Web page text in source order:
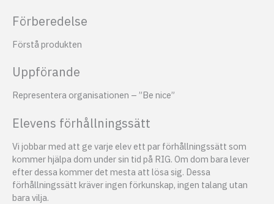
Förberedelse
Förstå produkten
Uppförande
Representera organisationen – ”Be nice”
Elevens förhållningssätt
Vi jobbar med att ge varje elev ett par förhållningssätt som
kommer hjälpa dom under sin tid på RIG. Om dom bara lever
efter dessa kommer det mesta att lösa sig. Dessa
förhållningssätt kräver ingen förkunskap, ingen talang utan
bara vilja.